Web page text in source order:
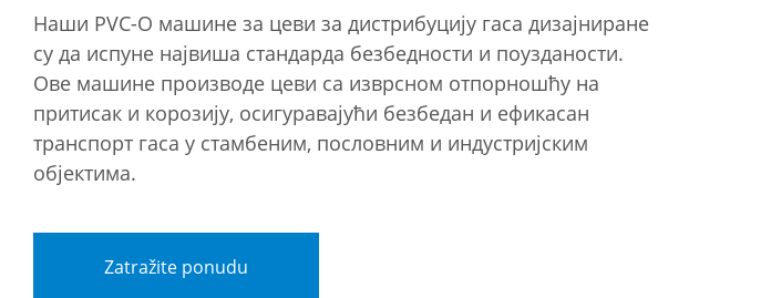
Наши PVC-O машине за цеви за дистрибуцију гаса дизајниране
су да испуне највиша стандарда безбедности и поузданости.
Ове машине производе цеви са изврсном отпорношћу на
притисак и корозију, осигуравајући безбедан и ефикасан
транспорт гаса у стамбеним, пословним и индустријским
објектима.
Zatražite ponudu